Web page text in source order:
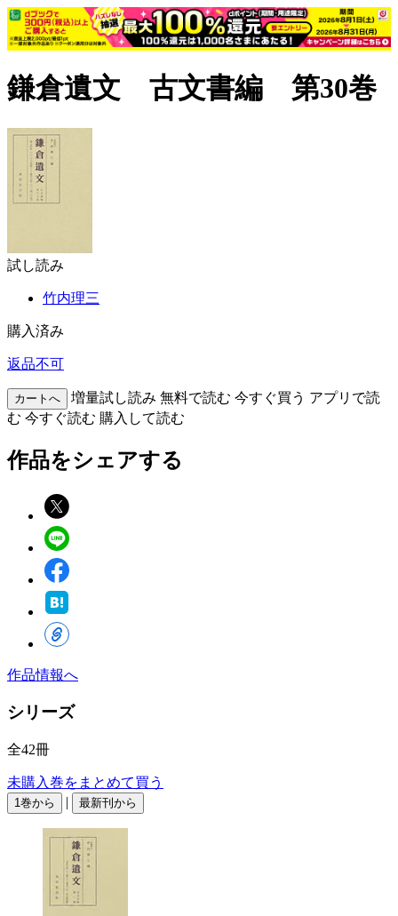
鎌倉遺文 古文書編 第30巻
試し読み
竹内理三
購入済み
返品不可
カートへ 増量試し読み 無料で読む 今すぐ買う アプリで読
む 今すぐ読む 購入して読む
作品をシェアする
作品情報へ
シリーズ
全42冊
未購入巻をまとめて買う
1巻から | 最新刊から